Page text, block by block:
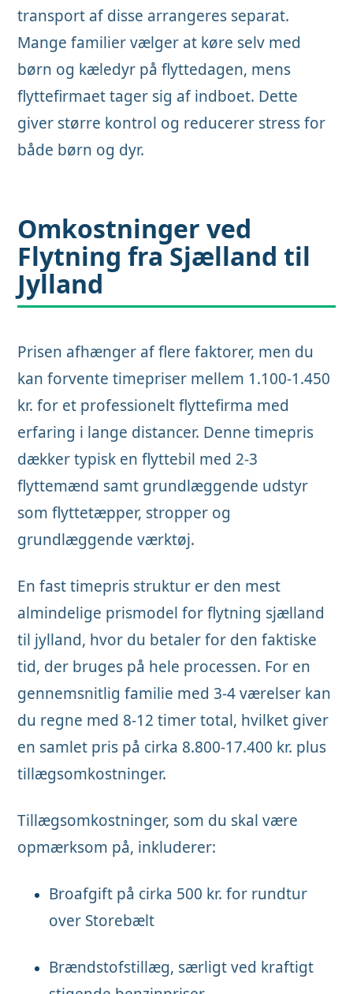
transport af disse arrangeres separat.
Mange familier vælger at køre selv med
børn og kæledyr på flyttedagen, mens
flyttefirmaet tager sig af indboet. Dette
giver større kontrol og reducerer stress for
både børn og dyr.
Omkostninger ved
Flytning fra Sjælland til
Jylland
Prisen afhænger af flere faktorer, men du
kan forvente timepriser mellem 1.100-1.450
kr. for et professionelt flyttefirma med
erfaring i lange distancer. Denne timepris
dækker typisk en flyttebil med 2-3
flyttemænd samt grundlæggende udstyr
som flyttetæpper, stropper og
grundlæggende værktøj.
En fast timepris struktur er den mest
almindelige prismodel for flytning sjælland
til jylland, hvor du betaler for den faktiske
tid, der bruges på hele processen. For en
gennemsnitlig familie med 3-4 værelser kan
du regne med 8-12 timer total, hvilket giver
en samlet pris på cirka 8.800-17.400 kr. plus
tillægsomkostninger.
Tillægsomkostninger, som du skal være
opmærksom på, inkluderer:
Broafgift på cirka 500 kr. for rundtur
over Storebælt
Brændstofstillæg, særligt ved kraftigt